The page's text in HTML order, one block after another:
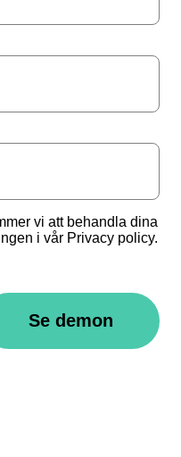
vi att behandla dina
i vår Privacy policy.